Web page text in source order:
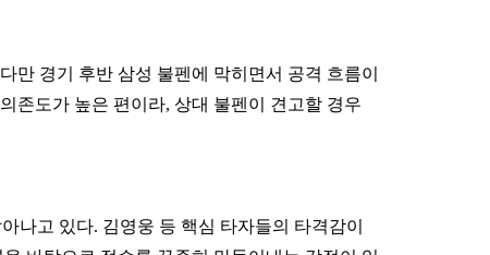
만 경기 후반 삼성 불펜에 막히면서 공격 흐름이
존도가 높은 편이라, 상대 불펜이 견고할 경우
나고 있다. 김영웅 등 핵심 타자들의 타격감이